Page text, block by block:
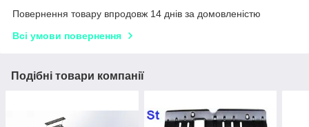
Повернення товару впродовж 14 днів за домовленістю
Всі умови повернення
Подібні товари компанії